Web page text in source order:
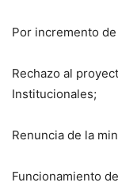
Por incremento
Rechazo al
Institucionales;
Renuncia de la
Funcionamiento